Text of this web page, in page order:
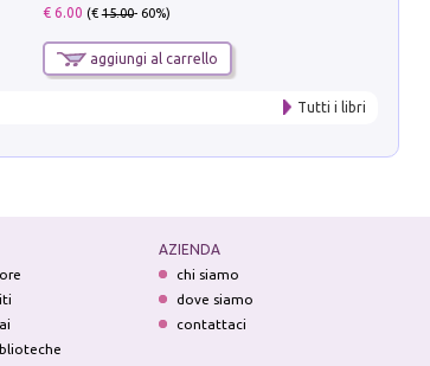
€ 6.00 (€15.00- 60%)
aggiungi al carrello
Tutti i libri
AZIENDA
chi siamo
dove siamo
contattaci